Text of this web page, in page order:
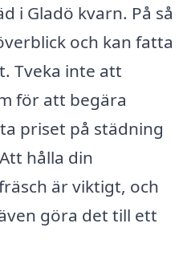
i Gladö kvarn. På så
och kan fatta
Tveka inte att
för att begära
priset på städning
hålla din
är viktigt, och
göra det till ett